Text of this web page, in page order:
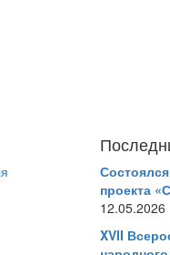
проекта
12.05.2026
XVII